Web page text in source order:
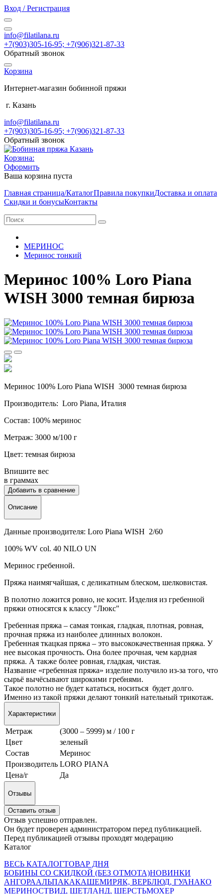
Вход / Регистрация
info@filatilana.ru
+7(903)305-16-95; +7(906)321-87-33
Обратный звонок
Корзина
Интернет-магазин бобинной пряжи
г. Казань
info@filatilana.ru
+7(903)305-16-95; +7(906)321-87-33
Обратный звонок
Корзина:
Оформить
Ваша корзина пуста
Главная страница/КаталогПравила покупкиДоставка и оплата
Скидки и бонусыКонтакты
МЕРИНОС
Меринос тонкий
Меринос 100% Loro Piana
WISH 3000 темная бирюза
Меринос 100% Loro Piana WISH 3000 темная бирюза
Производитель: Loro Piana, Италия
Состав: 100% меринос
Метраж: 3000 м/100 г
Цвет: темная бирюза
Впишите вес
в граммах
Добавить в сравнение
Описание
Данные производителя: Loro Piana WISH 2/60
100% WV col. 40 NILO UN
Меринос гребенной.
Пряжа наимягчайшая, с деликатным блеском, шелковистая.
В полотно ложится ровно, не косит. Изделия из гребенной
пряжи относятся к классу "Люкс"
Гребенная пряжа – самая тонкая, гладкая, плотная, ровная,
прочная пряжа из наиболее длинных волокон.
Гребенная ткацкая пряжа – это высококачественная пряжа. У
нее высокая прочность. Она более прочная, чем кардная
пряжа. А также более ровная, гладкая, чистая.
Название «гребенная пряжа» изделие получило из-за того, что
сырьё вычёсывают широкими гребнями.
Такое полотно не будет кататься, носиться будет долго.
Именно из такой пряжи делают тонкий нательный трикотаж.
Характеристики
Метраж
(3000 – 5999) м / 100 г
Цвет
зеленый
Состав
Меринос
Производитель LORO PIANA
Цена/г
Да
Отзывы
Оставить отзыв
Отзыв успешно отправлен.
Он будет проверен администратором перед публикацией.
Перед публикацией отзывы проходят модерацию
Каталог
ВЕСЬ КАТАЛОГТОВАР ДНЯ
БОБИНЫ СО СКИДКОЙ (БЕЗ ОТМОТА)НОВИНКИ
АНГОРААЛЬПАКАКАШЕМИРЯК, ВЕРБЛЮД, ГУАНАКО
МЕРИНОСТВИД, ШЕТЛАНД, ШЕРСТЬМОХЕР